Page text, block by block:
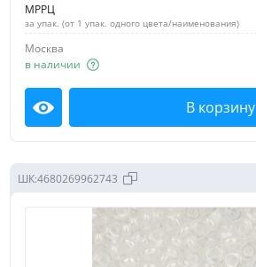
МРРЦ
за упак. (от 1 упак. одного цвета/наименования)
Москва
в наличии
Посмотреть В корзину
ШК:4680269962743